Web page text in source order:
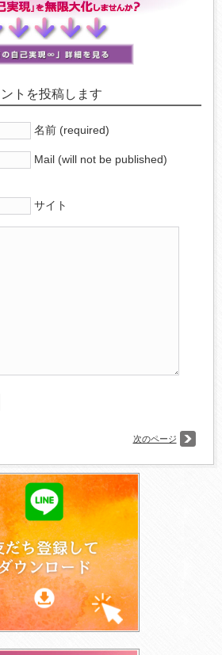
トを投稿します
名前 (required)
Mail (will not be published)
サイト
次のページ